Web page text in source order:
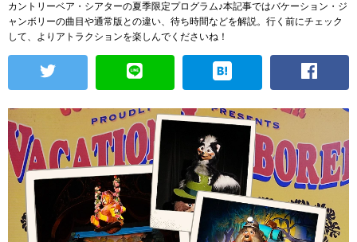
カントリーベア・シアターの夏季限定プログラム♪本記事ではバケーション・ジ
ャンボリーの曲目や通常版との違い、待ち時間などを解説。行く前にチェック
して、よりアトラクションを楽しんでくださいね！